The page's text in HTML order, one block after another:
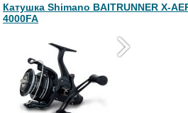
Катушка Shimano BAITRUNNER X-
4000FA